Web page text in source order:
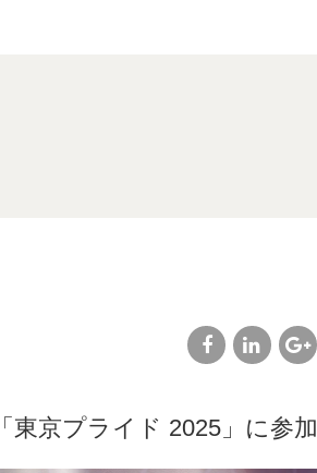
plus
京プライド 2025」に参加